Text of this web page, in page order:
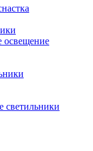
освещение
светильники